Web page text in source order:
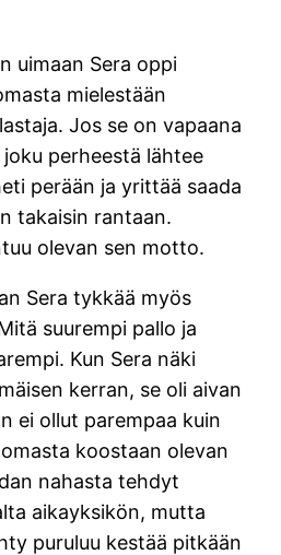
uimaan Sera oppi
mielestään
Jos se on vapaana
perheestä lähtee
perään ja yrittää saada
takaisin rantaan.
olevan sen motto.
Sera tykkää myös
suurempi pallo ja
Kun Sera näki
kerran, se oli aivan
ei ollut parempaa kuin
koostaan olevan
nahasta tehdyt
aikayksikön, mutta
puruluu kestää pitkään